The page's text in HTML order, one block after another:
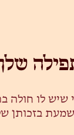
שיש לו חולה
בזכותן